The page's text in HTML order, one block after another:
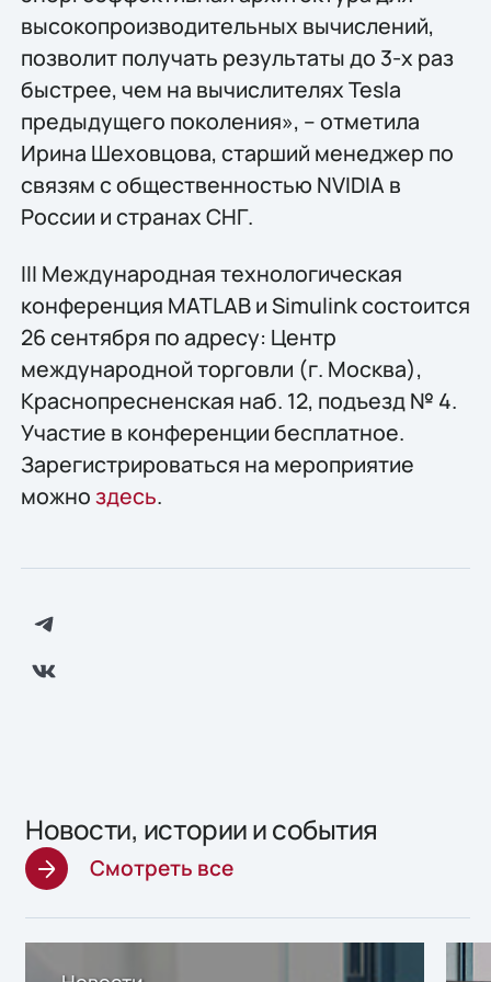
высокопроизводительных вычислений,
позволит получать результаты до 3-х раз
быстрее, чем на вычислителях Tesla
предыдущего поколения», – отметила
Ирина Шеховцова, старший менеджер по
связям с общественностью NVIDIA в
России и странах СНГ.
III Международная технологическая
конференция MATLAB и Simulink состоится
26 сентября по адресу: Центр
международной торговли (г. Москва),
Краснопресненская наб. 12, подъезд № 4.
Участие в конференции бесплатное.
Зарегистрироваться на мероприятие
можноздесь.
Новости, истории и события
Смотреть все